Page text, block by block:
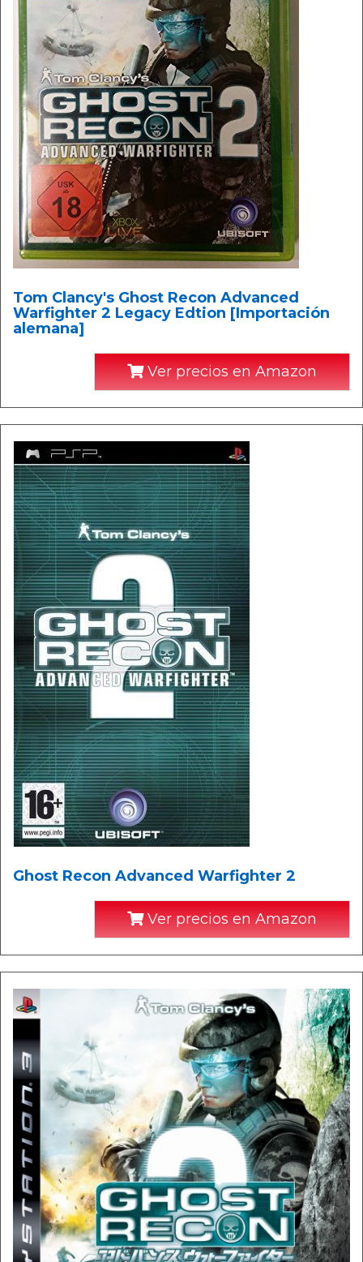
Tom Clancy's Ghost Recon Advanced
Warfighter 2 Legacy Edtion [Importación
alemana]
Ver precios en Amazon
Ghost Recon Advanced Warfighter 2
Ver precios en Amazon